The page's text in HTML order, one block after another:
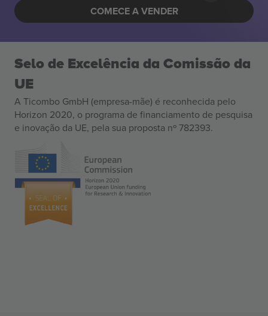
COMECE A VENDER
Selo de Excelência da Comissão da
UE
A Ticombo GmbH (empresa-mãe) é reconhecida pelo
Horizon 2020, o programa de financiamento de pesquisa
e inovação da UE, pela sua proposta nº 782393.